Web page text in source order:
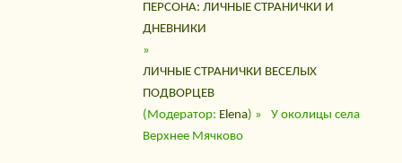
ПЕРСОНА: ЛИЧНЫЕ СТРАНИЧКИ И
ДНЕВНИКИ
»
ЛИЧНЫЕ СТРАНИЧКИ ВЕСЕЛЫХ
ПОДВОРЦЕВ
(Модератор: Elena) »
У околицы села
Верхнее Мячково